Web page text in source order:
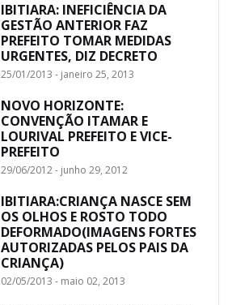
IBITIARA: INEFICIÊNCIA DA
GESTÃO ANTERIOR FAZ
PREFEITO TOMAR MEDIDAS
URGENTES, DIZ DECRETO
25/01/2013 - janeiro 25, 2013
NOVO HORIZONTE:
CONVENÇÃO ITAMAR E
LOURIVAL PREFEITO E VICE-
PREFEITO
29/06/2012 - junho 29, 2012
IBITIARA:CRIANÇA NASCE SEM
OS OLHOS E ROSTO TODO
DEFORMADO(IMAGENS FORTES
AUTORIZADAS PELOS PAIS DA
CRIANÇA)
02/05/2013 - maio 02, 2013